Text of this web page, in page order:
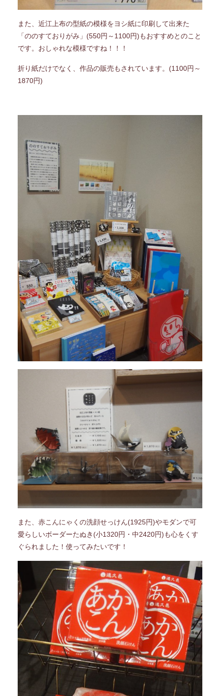
また、近江上布の型紙の模様をヨシ紙に印刷して出来た
「ののすておりがみ」(550円～1100円)もおすすめとのこと
です。おしゃれな模様ですね！！！
折り紙だけでなく、作品の販売もされています。(1100円～
1870円)
また、赤こんにゃくの洗顔せっけん(1925円)やモダンで可
愛らしいボーダーたぬき(小1320円・中2420円)も心をくす
ぐられました！使ってみたいです！